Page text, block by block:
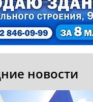
новости